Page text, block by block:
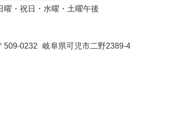
曜・祝日・水曜・土曜午後
509-0232 岐阜県可児市二野2389-4